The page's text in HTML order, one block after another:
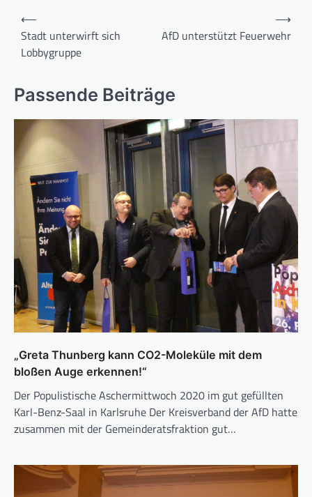
Beitragsnavigation
⟵
Stadt unterwirft sich
Lobbygruppe
AfD unterstützt Feuerwehr
⟶
Passende Beiträge
„Greta Thunberg kann CO2-Moleküle mit dem
bloßen Auge erkennen!“
Der Populistische Aschermittwoch 2020 im gut gefüllten
Karl-Benz-Saal in Karlsruhe Der Kreisverband der AfD hatte
zusammen mit der Gemeinderatsfraktion gut…